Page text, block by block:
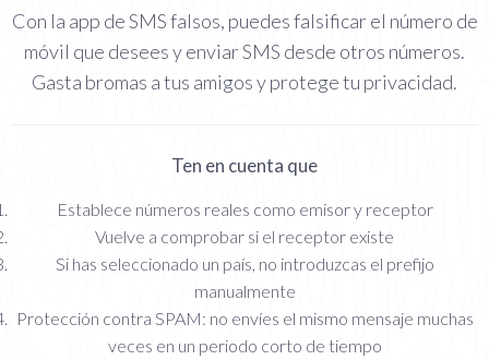
Con la app de SMS falsos, puedes falsificar el número de
móvil que desees y enviar SMS desde otros números.
Gasta bromas a tus amigos y protege tu privacidad.
Ten en cuenta que
Establece números reales como emisor y receptor
Vuelve a comprobar si el receptor existe
Si has seleccionado un país, no introduzcas el prefijo
manualmente
Protección contra SPAM: no envíes el mismo mensaje muchas
veces en un periodo corto de tiempo